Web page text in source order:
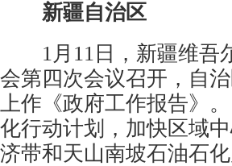
新疆自治区
1月11日，新疆维吾
会第四次会议召开，自
上作《政府工作报告》
化行动计划，加快区域
济带和天山南坡石油石